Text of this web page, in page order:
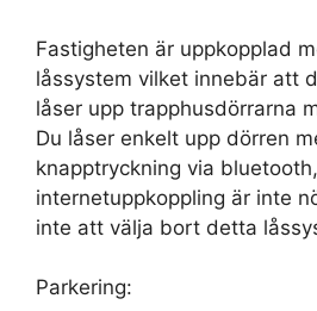
Fastigheten är uppkopplad
låssystem vilket innebär att
låser upp trapphusdörrarna
Du låser enkelt upp dörren
knapptryckning via
internetuppkoppling är inte
inte att välja bort detta
Parkering: